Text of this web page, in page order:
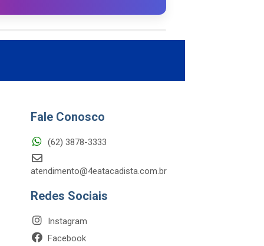
Fale Conosco
(62) 3878-3333
atendimento@4eatacadista.com.br
Redes Sociais
Instagram
Facebook